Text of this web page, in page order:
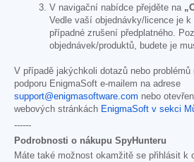
V navigační nabídce přejděte na
Vedle vaší objednávky/licence je
případné zrušení předplatného.
objednávek/produktů, budete je
V případě jakýchkoli dotazů nebo
podporu EnigmaSoft e-mailem na adrese
support@enigmasoftware.com nebo
webových stránkách EnigmaSoft v sekci
------
Podrobnosti o nákupu SpyHunteru
Máte také možnost okamžitě se přihlásit k